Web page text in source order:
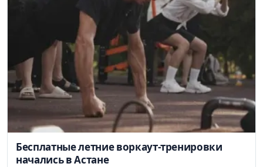
Бесплатные летние воркаут-тренировки
начались в Астане